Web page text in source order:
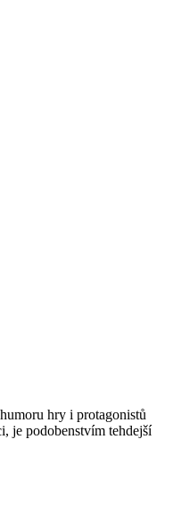
hry i protagonistů
je podobenstvím tehdejší